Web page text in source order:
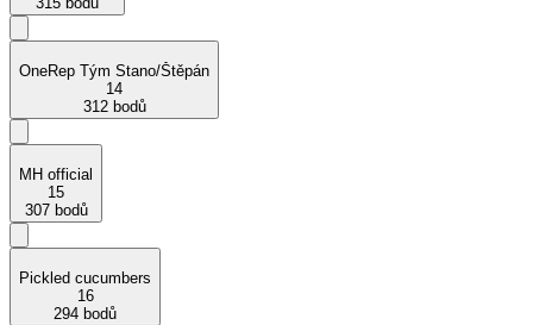
OneRep Tým Stano/Štěpán
14
312 bodů
MH official
15
307 bodů
Pickled cucumbers
16
294 bodů